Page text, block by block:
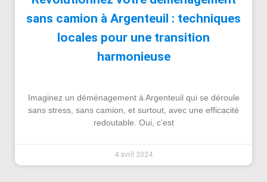
sans camion à Argenteuil : techniques
locales pour une transition
harmonieuse
Imaginez un déménagement à Argenteuil qui se déroule
sans stress, sans camion, et surtout, avec une efficacité
redoutable. Oui, c’est
4 avril 2024